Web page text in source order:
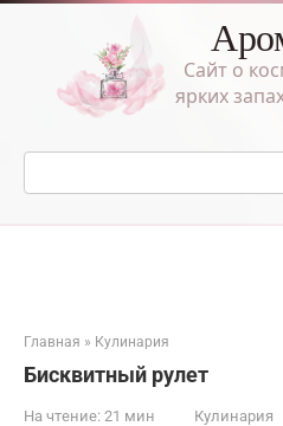
Перейти
Сайт о
ярких
Поиск:
Главная » Кулинария
Бисквитный рулет
На чтение: 21 мин Кулинария